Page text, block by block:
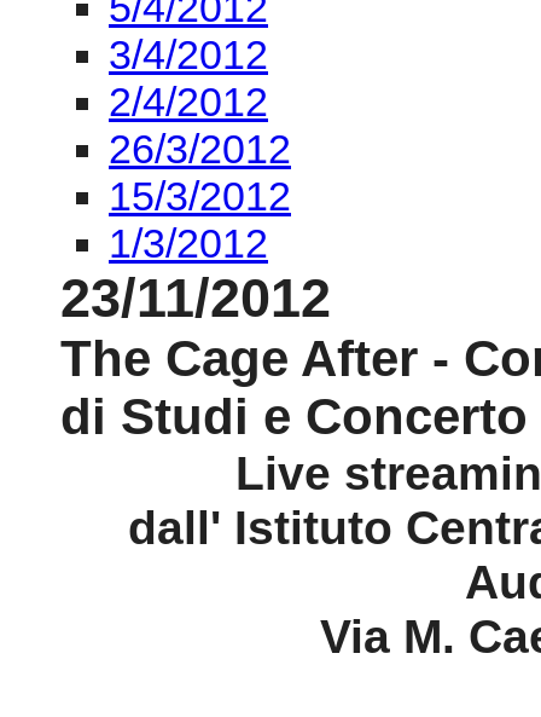
3/4/2012
2/4/2012
26/3/2012
15/3/2012
1/3/2012
23/11/2012
The Cage After -
di Studi e Concerto
Live
dall' Istituto
Via M.